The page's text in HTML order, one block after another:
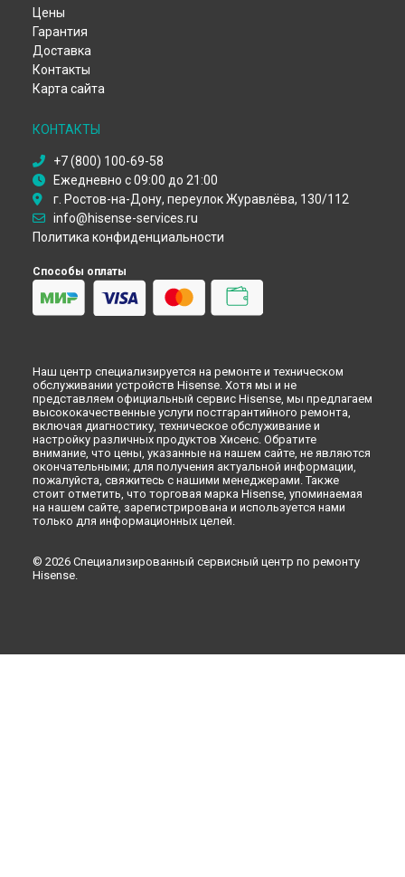
Цены
Гарантия
Доставка
Контакты
Карта сайта
КОНТАКТЫ
+7 (800) 100-69-58
Ежедневно с 09:00 до 21:00
г. Ростов-на-Дону, переулок Журавлёва, 130/112
info@hisense-services.ru
Политика конфиденциальности
Способы оплаты
Наш центр специализируется на ремонте и техническом
обслуживании устройств Hisense. Хотя мы и не
представляем официальный сервис Hisense, мы предлагаем
высококачественные услуги постгарантийного ремонта,
включая диагностику, техническое обслуживание и
настройку различных продуктов Хисенс. Обратите
внимание, что цены, указанные на нашем сайте, не являются
окончательными; для получения актуальной информации,
пожалуйста, свяжитесь с нашими менеджерами. Также
стоит отметить, что торговая марка Hisense, упоминаемая
на нашем сайте, зарегистрирована и используется нами
только для информационных целей.
© 2026 Специализированный сервисный центр по ремонту
Hisense.